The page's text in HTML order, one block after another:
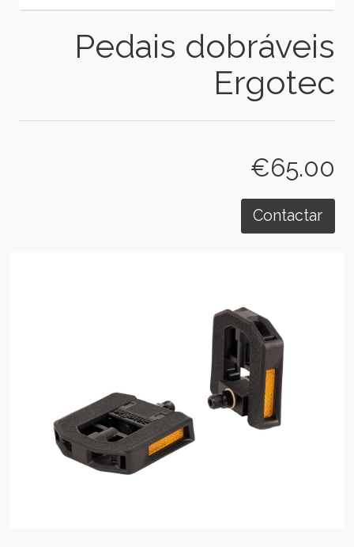
Pedais dobráveis
Ergotec
€65.00
Contactar